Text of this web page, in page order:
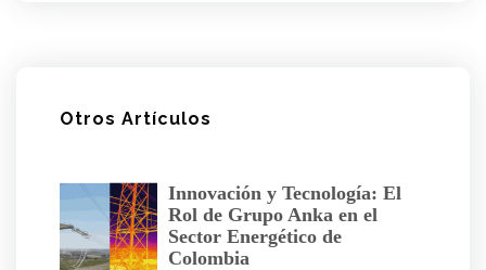
Otros Artículos
Innovación y Tecnología: El
Rol de Grupo Anka en el
Sector Energético de
Colombia